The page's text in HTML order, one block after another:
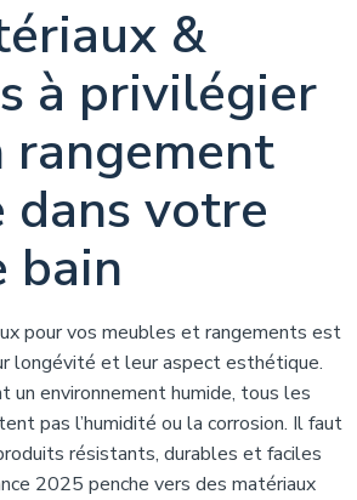
&
à privilégier
rangement
dans votre
bain
pour vos meubles et rangements est
longévité et leur aspect esthétique.
un environnement humide, tous les
pas l’humidité ou la corrosion. Il faut
résistants, durables et faciles
2025 penche vers des matériaux